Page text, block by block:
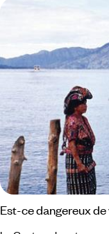
Est-ce dangereux